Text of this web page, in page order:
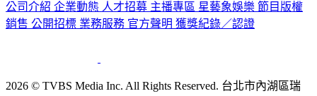
公司介紹 企業動態 人才招募 主播專區 星藝象娛樂 節目版權
銷售 公開招標 業務服務 官方聲明 獲獎紀錄／認證
2026 © TVBS Media Inc. All Rights Reserved. 台北市內湖區瑞